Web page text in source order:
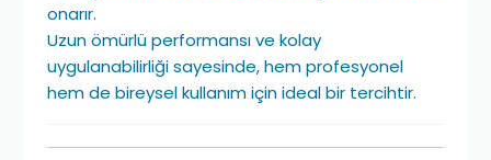
onarır.
Uzun ömürlü performansı ve kolay
uygulanabilirliği sayesinde, hem profesyonel
hem de bireysel kullanım için ideal bir tercihtir.